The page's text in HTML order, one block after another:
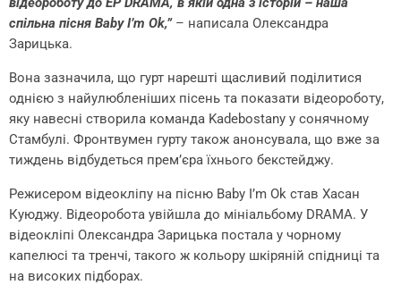
спільна пісня Baby I’m Ok,” – написала Олександра
Зарицька.
Вона зазначила, що гурт нарешті щасливий поділитися
однією з найулюбленіших пісень та показати відеороботу,
яку навесні створила команда Kadebostany у сонячному
Стамбулі. Фронтвумен гурту також анонсувала, що вже за
тиждень відбудеться прем’єра їхнього бекстейджу.
Режисером відеокліпу на пісню Baby I’m Ok став Хасан
Куюджу. Відеоробота увійшла до мініальбому DRAMA. У
відеокліпі Олександра Зарицька постала у чорному
капелюсі та тренчі, такого ж кольору шкіряній спідниці та
на високих підборах.